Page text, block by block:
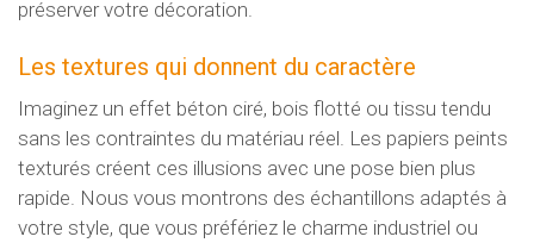
préserver votre décoration.
Les textures qui donnent du caractère
Imaginez un effet béton ciré, bois flotté ou tissu tendu
sans les contraintes du matériau réel. Les papiers peints
texturés créent ces illusions avec une pose bien plus
rapide. Nous vous montrons des échantillons adaptés à
votre style, que vous préfériez le charme industriel ou